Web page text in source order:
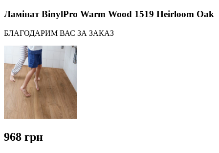
Ламінат BinylPro Warm Wood 1519 Heirloom Oak
БЛАГОДАРИМ ВАС ЗА ЗАКАЗ
968 грн